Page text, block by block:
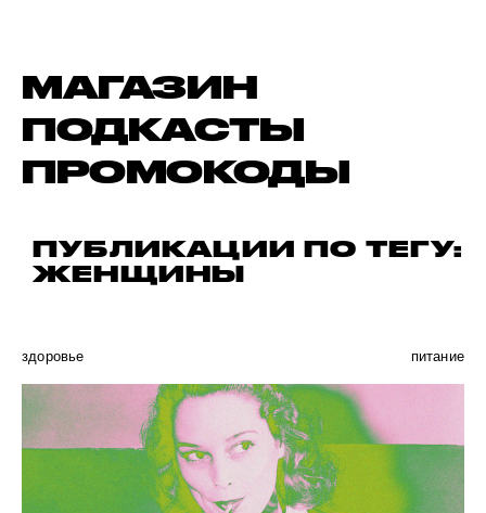
МАГАЗИН
ПОДКАСТЫ
ПРОМОКОДЫ
ПУБЛИКАЦИИ ПО ТЕГУ:
ЖЕНЩИНЫ
здоровье питание